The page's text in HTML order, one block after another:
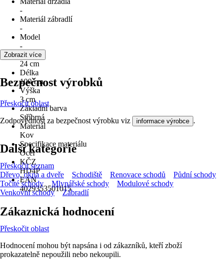
-
Materiál zábradlí
-
Model
-
Šířka
24 cm
Délka
100 cm
Výška
3 cm
Základní barva
Stříbrná
Materiál
Kov
Specifikace materiálu
Ocel
KČZ
HD4P
EAN
4029353501015
Zobrazit více
Bezpečnost výrobků
Přeskočit oblast
Zodpovědnost za bezpečnost výrobku viz informace výrobce .
Další kategorie
Přeskočit seznam
Dřevo, okna a dveře
Schodiště Renovace schodů
Půdní schody
Točité schody
Mlynářské schody
Modulové schody
Venkovní schody
Zábradlí
Zákaznická hodnocení
Přeskočit oblast
Hodnocení mohou být napsána i od zákazníků, kteří zboží
prokazatelně nepoužili nebo nekoupili.